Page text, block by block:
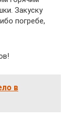
Закуску
погребе,
в